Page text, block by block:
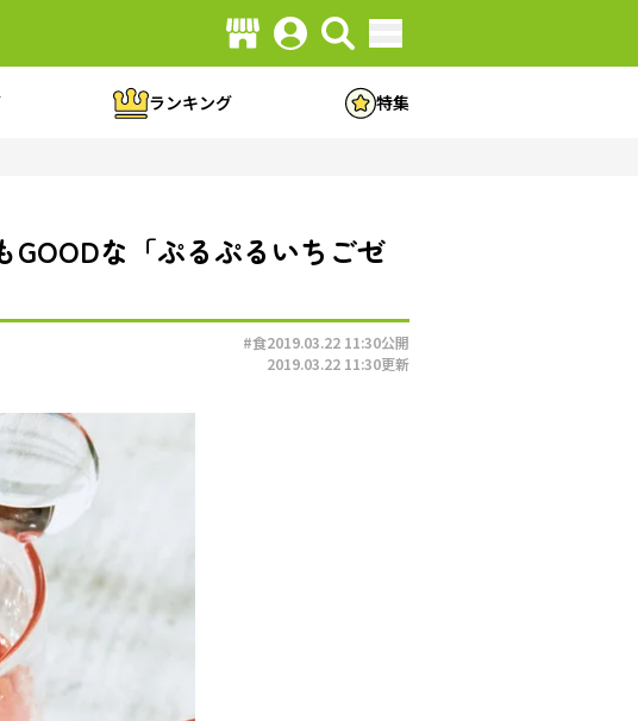
ランキング 特集
な「ぷるぷるいちごゼ
#食2019.03.22 11:30公開
2019.03.22 11:30更新